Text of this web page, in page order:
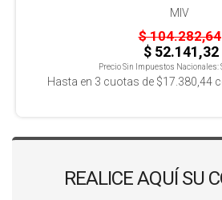
MIV
$ 104.282,64
$ 52.141,32
Precio Sin Impuestos Nacionales:
Hasta en 3 cuotas de $17.380,44
REALICE AQUÍ SU